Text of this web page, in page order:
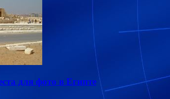
для фото в Египте